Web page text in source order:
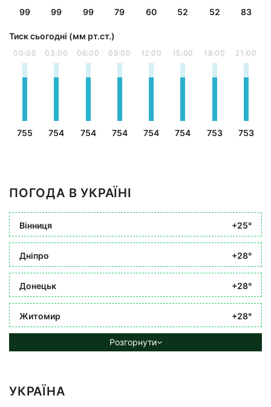
99 99 99 79 60 52 52 83
Тиск сьогодні (мм рт.ст.)
00:00
755
03:00
754
06:00
754
09:00
754
12:00
754
15:00
754
18:00
753
21:00
753
ПОГОДА В УКРАЇНІ
Вінниця +25°
Дніпро +28°
Донецьк +28°
Житомир +28°
Розгорнути
УКРАЇНА